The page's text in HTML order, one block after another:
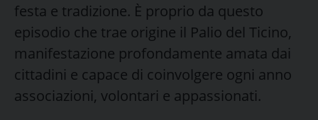
festa e tradizione. È proprio da questo
episodio che trae origine il Palio del Ticino,
manifestazione profondamente amata dai
cittadini e capace di coinvolgere ogni anno
associazioni, volontari e appassionati.